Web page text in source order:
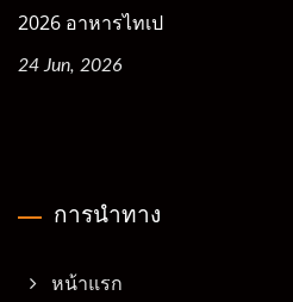
2026 อาหารไทเป
24 Jun, 2026
การนำทาง
หน้าแรก